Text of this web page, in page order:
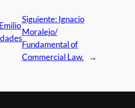
Emilio
Siguiente:Ignacio
Moralejo/
Fundamental of
Commercial Law.
→